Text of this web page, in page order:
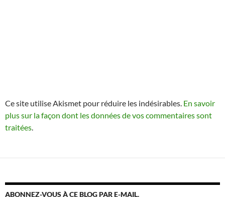
Ce site utilise Akismet pour réduire les indésirables. En savoir
plus sur la façon dont les données de vos commentaires sont
traitées.
ABONNEZ-VOUS À CE BLOG PAR E-MAIL.